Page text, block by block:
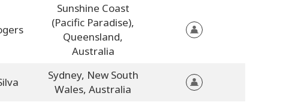
Sunshine Coast
(Pacific Paradise),
Queensland,
Australia
Sydney, New South
Wales, Australia